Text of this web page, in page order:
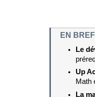
EN BREF
Le
Up
Math
La